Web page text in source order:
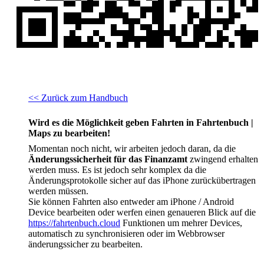
<< Zurück zum Handbuch
Wird es die Möglichkeit geben Fahrten in Fahrtenbuch |
Maps zu bearbeiten!
Momentan noch nicht, wir arbeiten jedoch daran, da die
Änderungssicherheit für das Finanzamt zwingend erhalten
werden muss. Es ist jedoch sehr komplex da die
Änderungsprotokolle sicher auf das iPhone zurückübertragen
werden müssen.
Sie können Fahrten also entweder am iPhone / Android
Device bearbeiten oder werfen einen genaueren Blick auf die
https://fahrtenbuch.cloud Funktionen um mehrer Devices,
automatisch zu synchronisieren oder im Webbrowser
änderungssicher zu bearbeiten.